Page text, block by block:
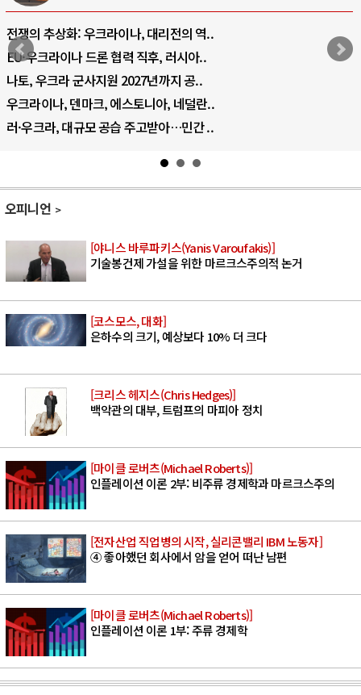
전쟁의 추상화: 우크라이나, 대리전의 역..
EU·우크라이나 드론 협력 직후, 러시아..
나토, 우크라 군사지원 2027년까지 공..
우크라이나, 덴마크, 에스토니아, 네덜란..
러·우크라, 대규모 공습 주고받아…민간 ..
오피니언
[야니스 바루파키스(Yanis Varoufakis)]
기술봉건제 가설을 위한 마르크스주의적 논거
[코스모스, 대화]
은하수의 크기, 예상보다 10% 더 크다
[크리스 헤지스(Chris Hedges)]
백악관의 대부, 트럼프의 마피아 정치
[마이클 로버츠(Michael Roberts)]
인플레이션 이론 2부: 비주류 경제학과 마르크스주의
[전자산업 직업병의 시작, 실리콘밸리 IBM 노동자]
④ 좋아했던 회사에서 암을 얻어 떠난 남편
[마이클 로버츠(Michael Roberts)]
인플레이션 이론 1부: 주류 경제학